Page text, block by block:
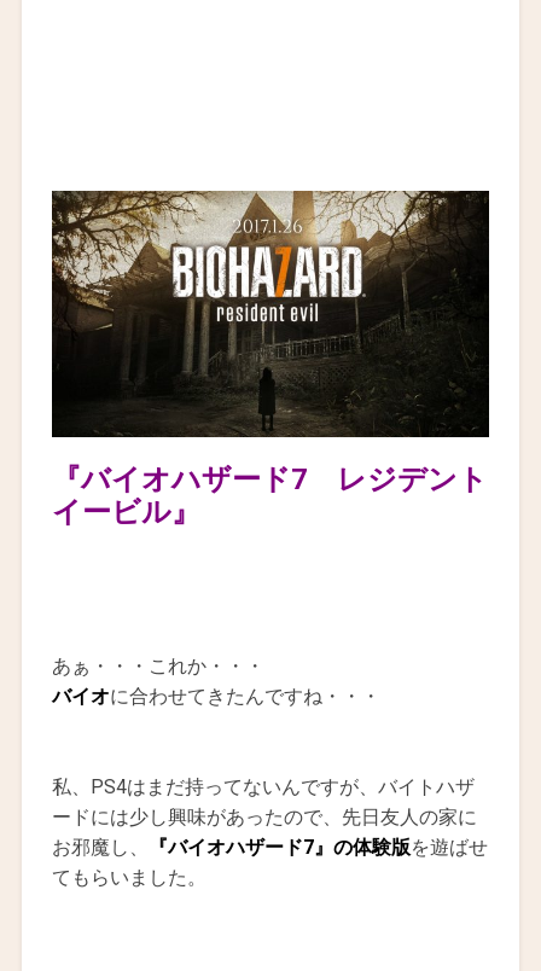
『バイオハザード7 レジデント
イービル』
あぁ・・・これか・・・
バイオに合わせてきたんですね・・・
私、PS4はまだ持ってないんですが、バイトハザ
ードには少し興味があったので、先日友人の家に
お邪魔し、
『バイオハザード7』の体験版を遊ばせ
てもらいました。